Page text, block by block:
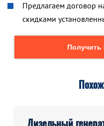
Предлагаем договор
скидками
Дизельный